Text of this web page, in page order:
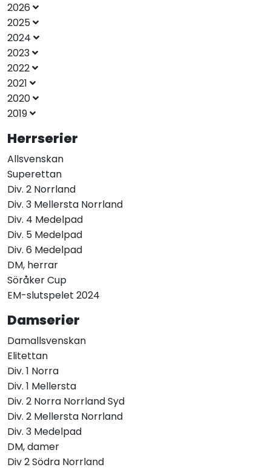
2026
2025
2024
2023
2022
2021
2020
2019
Herrserier
Allsvenskan
Superettan
Div. 2 Norrland
Div. 3 Mellersta Norrland
Div. 4 Medelpad
Div. 5 Medelpad
Div. 6 Medelpad
DM, herrar
Söråker Cup
EM-slutspelet 2024
Damserier
Damallsvenskan
Elitettan
Div. 1 Norra
Div. 1 Mellersta
Div. 2 Norra Norrland Syd
Div. 2 Mellersta Norrland
Div. 3 Medelpad
DM, damer
Div 2 Södra Norrland